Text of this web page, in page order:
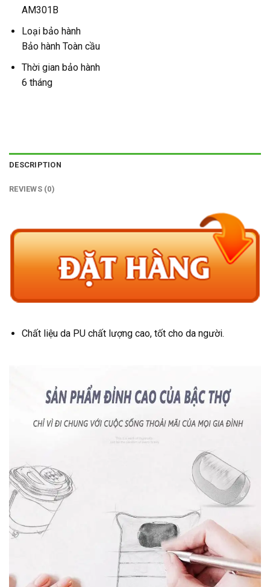
AM301B
Loại bảo hành
Bảo hành Toàn cầu
Thời gian bảo hành
6 tháng
DESCRIPTION
REVIEWS (0)
Chất liệu da PU chất lượng cao, tốt cho da người.